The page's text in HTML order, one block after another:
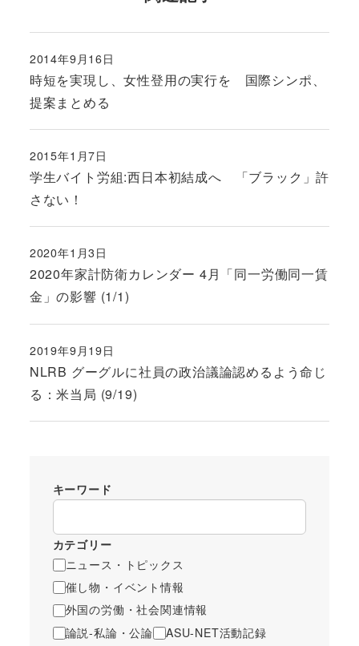
時短を実現し、女性登用の実行を 国際シンポ、
提案まとめる
投稿日
2014年9月16日
学生バイト労組:西日本初結成へ 「ブラック」許
さない！
投稿日
2015年1月7日
2020年家計防衛カレンダー 4月「同一労働同一賃
金」の影響 (1/1)
投稿日
2020年1月3日
NLRB グーグルに社員の政治議論認めるよう命じ
る：米当局 (9/19)
投稿日
2019年9月19日
キーワード
カテゴリー
ニュース・トピックス
催し物・イベント情報
外国の労働・社会関連情報
論説-私論・公論
ASU-NET活動記録